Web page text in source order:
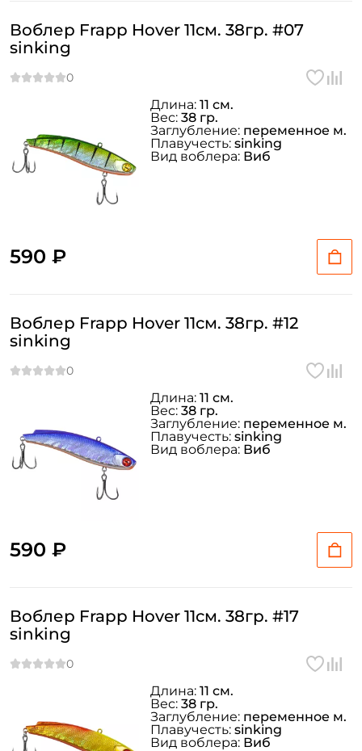
Воблер Frapp Hover 11см. 38гр. #07
sinking
590 ₽
Длина: 11 см.
Вес: 38 гр.
Заглубление: переменное м.
Плавучесть: sinking
Вид воблера: Виб
Воблер Frapp Hover 11см. 38гр. #12
sinking
590 ₽
Длина: 11 см.
Вес: 38 гр.
Заглубление: переменное м.
Плавучесть: sinking
Вид воблера: Виб
Воблер Frapp Hover 11см. 38гр. #17
sinking
Длина: 11 см.
Вес: 38 гр.
Заглубление: переменное м.
Плавучесть: sinking
Вид воблера: Виб